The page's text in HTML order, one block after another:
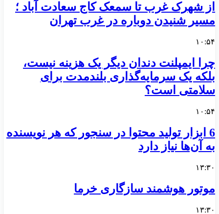
از شهرک غرب تا سمعک کاج سعادت آباد ؛
مسیر شنیدن دوباره در غرب تهران
۱۰:۵۴
چرا ایمپلنت دندان دیگر یک هزینه نیست،
بلکه یک سرمایه‌گذاری بلندمدت برای
سلامتی است؟
۱۰:۵۴
6 ابزار تولید محتوا در سنجور که هر نویسنده
به آن‌ها نیاز دارد
۱۳:۳۰
موتور هوشمند سازگاری خرما
۱۳:۳۰